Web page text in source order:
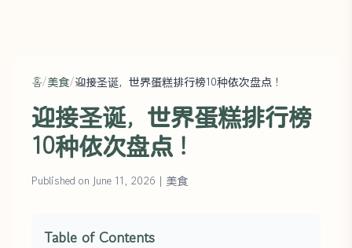
홈/美食/迎接圣诞，世界蛋糕排行榜10种依次盘点！
迎接圣诞，世界蛋糕排行榜
10种依次盘点！
Published on June 11, 2026 | 美食
Table of Contents